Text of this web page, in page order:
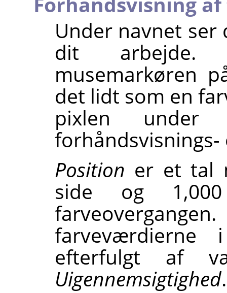
Under navnet
dit arbejde.
musemarkøren
det lidt som en
pixlen under
Position er et tal
side og
efterfulgt af
Uigennemsigtighed.